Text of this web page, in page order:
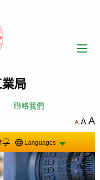
局
聯絡我們
A A A
享 Languages